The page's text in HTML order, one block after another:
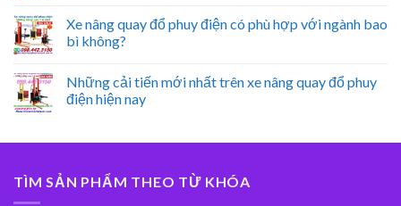
Xe nâng quay đổ phuy điện có phù hợp với ngành bao
bì không?
Những cải tiến mới nhất trên xe nâng quay đổ phuy
điện hiện nay
TÌM SẢN PHẨM THEO TỪ KHÓA